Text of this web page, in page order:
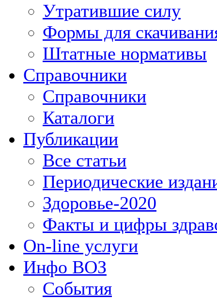
Утратившие силу
Формы для
Штатные нормативы
Справочники
Справочники
Каталоги
Публикации
Все статьи
Периодические
Здоровье-2020
Факты и цифры
On-line услуги
Инфо ВОЗ
События